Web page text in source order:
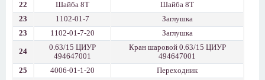
22
Шайба 8Т
Шайба 8Т
23
1102-01-7
Заглушка
23
1102-01-7-20 Заглушка
24
0.63/15 ЦИУР
494647001
Кран шаровой 0.63/15 ЦИУР
494647001
25
4006-01-1-20
Переходник